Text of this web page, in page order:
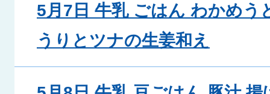
5月7日 牛乳 ごはん わかめう
うりとツナの生姜和え